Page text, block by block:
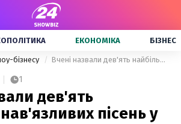
ЕКОНОМІКА БІЗНЕС
бізнесу Вчені назвали дев'ять найбільш нав'язливих пісень у світі
1
дев'ять
пісень у